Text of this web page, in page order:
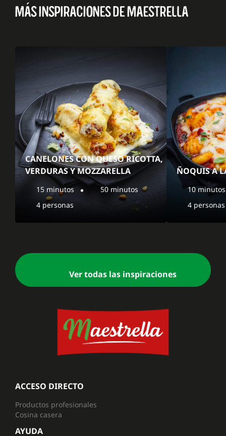
MÁS INSPIRACIONES DE MAESTRELLA
CANELONES CON QUESO RICOTTA,
VERDURAS Y MOZZARELLA
15 minutos
50 minutos
4 personas
ÑOQUIS A
10 minutos
4 personas
Ver todas las inspiraciones
ACCESO DIRECTO
Productos profesionales
Cosina casera
AYUDA